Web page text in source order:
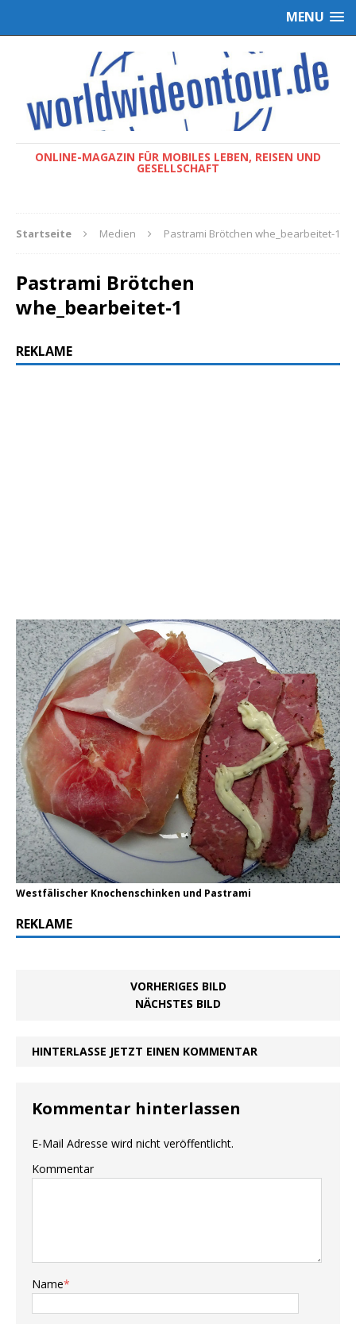
MENU
ONLINE-MAGAZIN FÜR MOBILES LEBEN, REISEN UND
GESELLSCHAFT
Startseite Medien Pastrami Brötchen whe_bearbeitet-1
Pastrami Brötchen
whe_bearbeitet-1
REKLAME
Westfälischer Knochenschinken und Pastrami
REKLAME
VORHERIGES BILD
NÄCHSTES BILD
HINTERLASSE JETZT EINEN KOMMENTAR
Kommentar hinterlassen
E-Mail Adresse wird nicht veröffentlicht.
Kommentar
Name*